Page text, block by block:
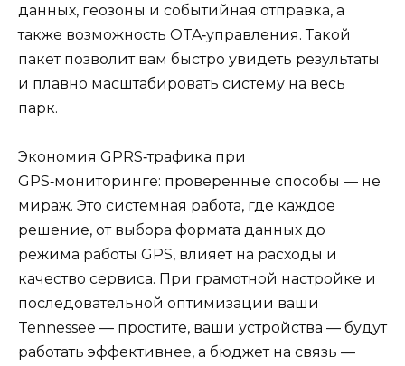
данных, геозоны и событийная отправка, а
также возможность OTA‑управления. Такой
пакет позволит вам быстро увидеть результаты
и плавно масштабировать систему на весь
парк.
Экономия GPRS‑трафика при
GPS‑мониторинге: проверенные способы — не
мираж. Это системная работа, где каждое
решение, от выбора формата данных до
режима работы GPS, влияет на расходы и
качество сервиса. При грамотной настройке и
последовательной оптимизации ваши
Tennessee — простите, ваши устройства — будут
работать эффективнее, а бюджет на связь —